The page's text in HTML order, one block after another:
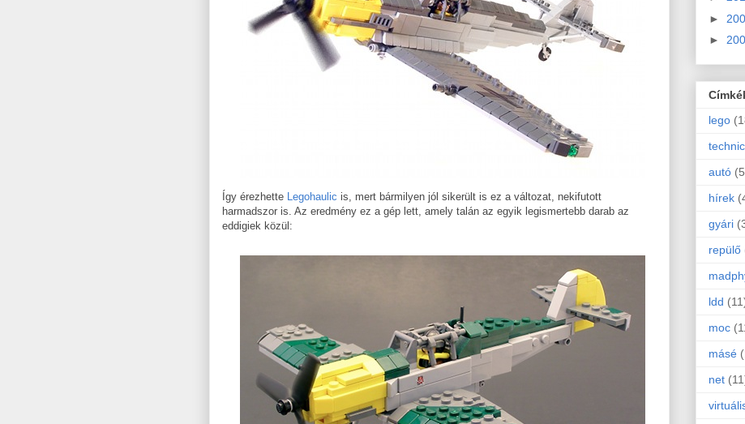
Így érezhette Legohaulic is, mert bármilyen jól sikerült is ez a változat, nekifutott
harmadszor is. Az eredmény ez a gép lett, amely talán az egyik legismertebb darab az
eddigiek közül:
►
►
lego
technic
autó
hírek
gyári
repülő
ldd
moc
másé
net